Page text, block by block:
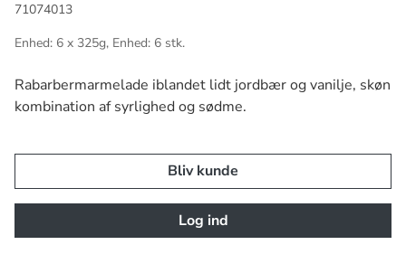
71074013
Enhed: 6 x 325g, Enhed: 6 stk.
Rabarbermarmelade iblandet lidt jordbær og vanilje, skøn
kombination af syrlighed og sødme.
Bliv kunde
Log ind